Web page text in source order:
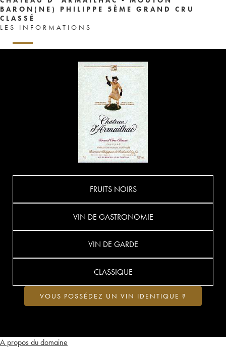
BARON(NE) PHILIPPE 5ÈME GRAND CRU
CLASSÉ
LES INFORMATIONS
A propos du domaine
FRUITS NOIRS
VIN DE GASTRONOMIE
VIN DE GARDE
CLASSIQUE
VOUS POSSÉDEZ UN VIN IDENTIQUE ?